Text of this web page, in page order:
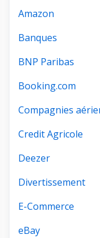
Amazon
Banques
BNP Paribas
Booking.com
Compagnies
Credit Agricole
Deezer
Divertissement
E-Commerce
eBay